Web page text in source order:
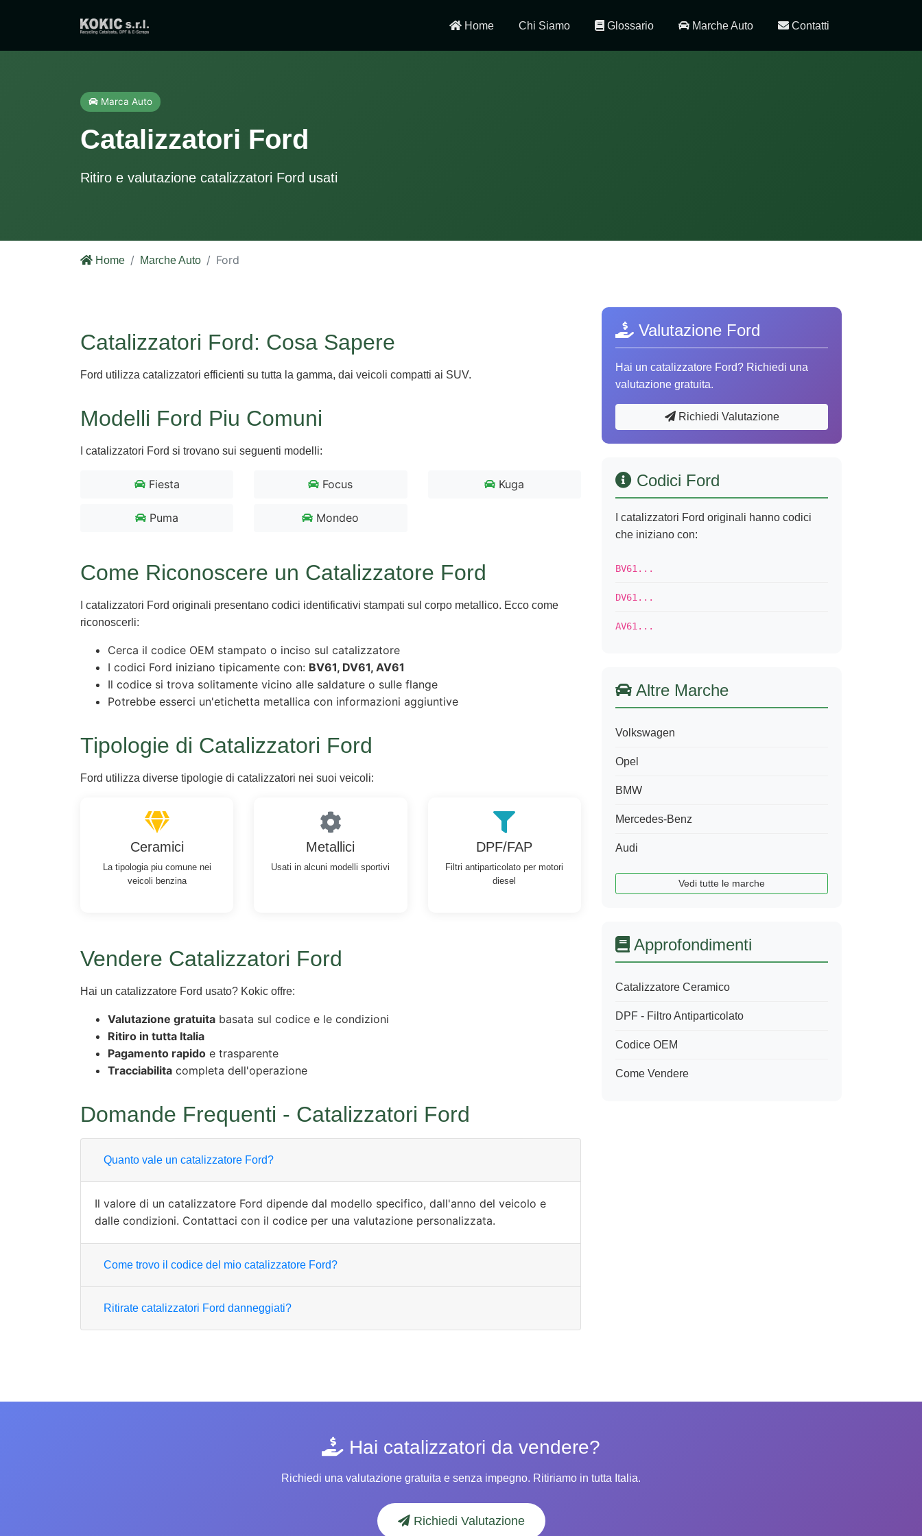
Home Chi Siamo Glossario Marche Auto Contatti
Marca Auto
Catalizzatori Ford
Ritiro e valutazione catalizzatori Ford usati
Home Marche Auto Ford
Catalizzatori Ford: Cosa Sapere
Ford utilizza catalizzatori efficienti su tutta la gamma, dai veicoli compatti ai SUV.
Modelli Ford Piu Comuni
I catalizzatori Ford si trovano sui seguenti modelli:
Fiesta Focus Kuga
Puma Mondeo
Come Riconoscere un Catalizzatore Ford
I catalizzatori Ford originali presentano codici identificativi stampati sul corpo metallico. Ecco come
riconoscerli:
Cerca il codice OEM stampato o inciso sul catalizzatore
I codici Ford iniziano tipicamente con: BV61, DV61, AV61
Il codice si trova solitamente vicino alle saldature o sulle flange
Potrebbe esserci un'etichetta metallica con informazioni aggiuntive
Tipologie di Catalizzatori Ford
Ford utilizza diverse tipologie di catalizzatori nei suoi veicoli:
Ceramici
La tipologia piu comune nei
veicoli benzina
Metallici
Usati in alcuni modelli sportivi
DPF/FAP
Filtri antiparticolato per motori
diesel
Vendere Catalizzatori Ford
Hai un catalizzatore Ford usato? Kokic offre:
Valutazione gratuita basata sul codice e le condizioni
Ritiro in tutta Italia
Pagamento rapido e trasparente
Tracciabilita completa dell'operazione
Domande Frequenti - Catalizzatori Ford
Quanto vale un catalizzatore Ford?
Il valore di un catalizzatore Ford dipende dal modello specifico, dall'anno del veicolo e
dalle condizioni. Contattaci con il codice per una valutazione personalizzata.
Come trovo il codice del mio catalizzatore Ford?
Ritirate catalizzatori Ford danneggiati?
Valutazione Ford
Hai un catalizzatore Ford? Richiedi una
valutazione gratuita.
Richiedi Valutazione
Codici Ford
I catalizzatori Ford originali hanno codici
che iniziano con:
BV61...
DV61...
AV61...
Altre Marche
Volkswagen
Opel
BMW
Mercedes-Benz
Audi
Vedi tutte le marche
Approfondimenti
Catalizzatore Ceramico
DPF - Filtro Antiparticolato
Codice OEM
Come Vendere
Hai catalizzatori da vendere?
Richiedi una valutazione gratuita e senza impegno. Ritiriamo in tutta Italia.
Richiedi Valutazione